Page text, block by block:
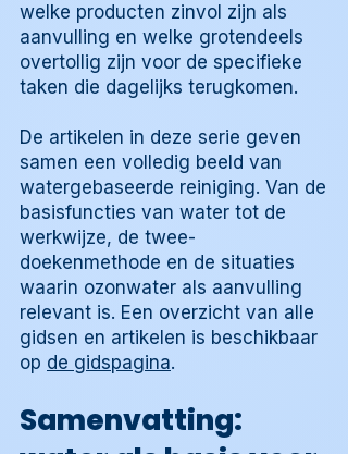
welke producten zinvol zijn als
aanvulling en welke grotendeels
overtollig zijn voor de specifieke
taken die dagelijks terugkomen.
De artikelen in deze serie geven
samen een volledig beeld van
watergebaseerde reiniging. Van de
basisfuncties van water tot de
werkwijze, de twee-
doekenmethode en de situaties
waarin ozonwater als aanvulling
relevant is. Een overzicht van alle
gidsen en artikelen is beschikbaar
op de gidspagina.
Samenvatting: